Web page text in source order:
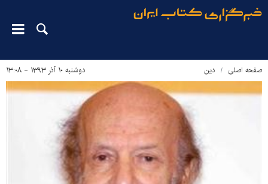
صفحه اصلی دین‌ دوشنبه ۱۰ آذر ۱۳۹۳ - ۱۳:۰۸